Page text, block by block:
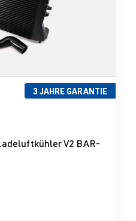
3 JAHRE GARANTIE
von 0 von 5 Sternen
V2 BAR-